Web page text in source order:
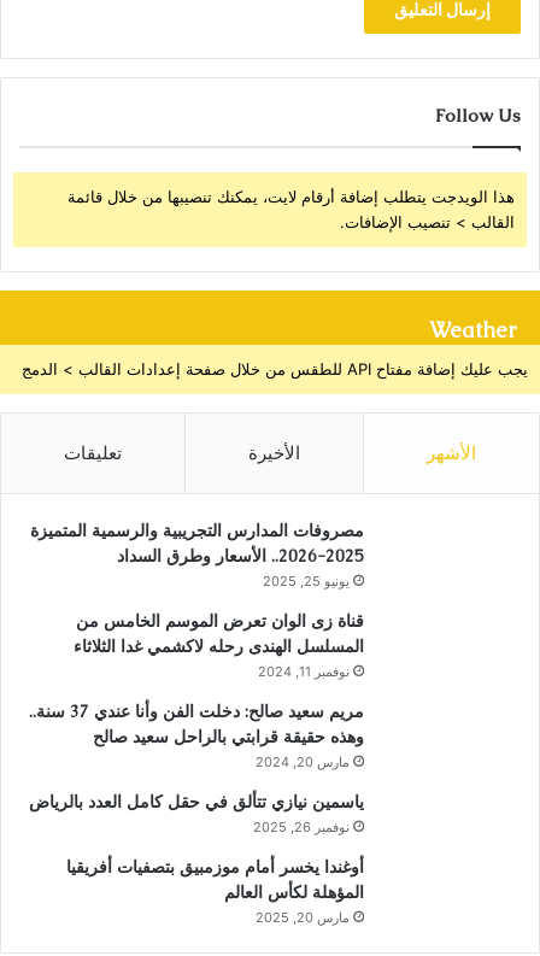
Follow Us
هذا الويدجت يتطلب إضافة أرقام لايت، يمكنك تنصيبها من خلال قائمة
القالب > تنصيب الإضافات.
Weather
يجب عليك إضافة مفتاح API للطقس من خلال صفحة إعدادات القالب > الدمج
الأشهر الأخيرة تعليقات
مصروفات المدارس التجريبية والرسمية المتميزة
2025-2026.. الأسعار وطرق السداد
يونيو 25, 2025
قناة زى الوان تعرض الموسم الخامس من
المسلسل الهندى رحله لاكشمي غدا الثلاثاء
نوفمبر 11, 2024
مريم سعيد صالح: دخلت الفن وأنا عندي 37 سنة..
وهذه حقيقة قرابتي بالراحل سعيد صالح
مارس 20, 2024
ياسمين نيازي تتألق في حقل كامل العدد بالرياض
نوفمبر 26, 2025
أوغندا يخسر أمام موزمبيق بتصفيات أفريقيا
المؤهلة لكأس العالم
مارس 20, 2025